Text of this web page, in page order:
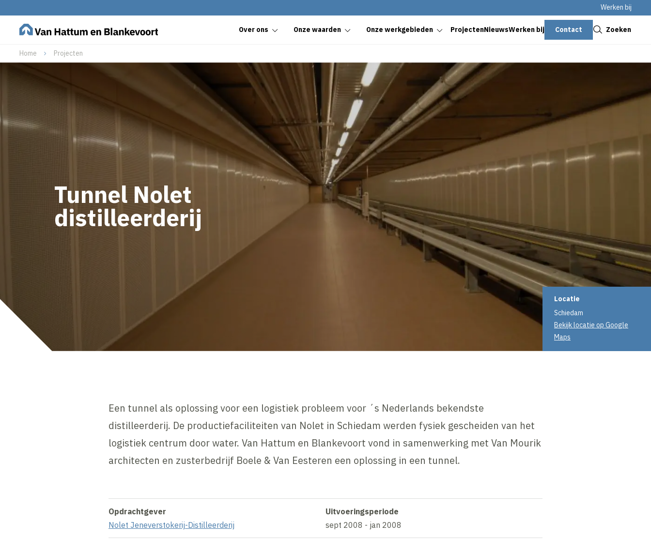
Werken bij
Over ons Onze waarden Onze werkgebieden ProjectenNieuwsWerken bij Contact Zoeken
Home Projecten
Tunnel Nolet
distilleerderij
Locatie
Schiedam
Bekijk locatie op Google
Maps
Een tunnel als oplossing voor een logistiek probleem voor ´s Nederlands bekendste
distilleerderij. De productiefaciliteiten van Nolet in Schiedam werden fysiek gescheiden van het
logistiek centrum door water. Van Hattum en Blankevoort vond in samenwerking met Van Mourik
architecten en zusterbedrijf Boele & Van Eesteren een oplossing in een tunnel.
Opdrachtgever
Nolet Jeneverstokerij-Distilleerderij
Uitvoeringsperiode
sept 2008 - jan 2008
Sluiten